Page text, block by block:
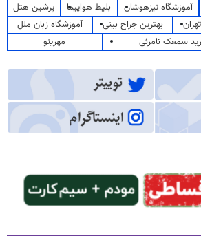
آموزشگاه تیزهوشان بلیط هواپیما
پرشین هتل
بهترین جراح بینی
آموزشگاه زبان ملل
سمعک نامرئی
مهرینو